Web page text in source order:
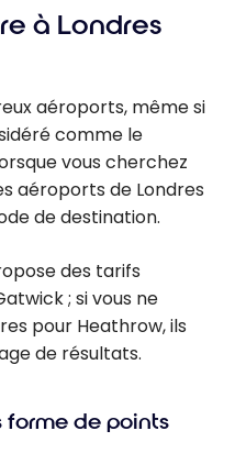
à Londres
aéroports, même si
comme le
vous cherchez
aéroports de Londres
de destination.
des tarifs
; si vous ne
pour Heathrow, ils
de résultats.
forme de points